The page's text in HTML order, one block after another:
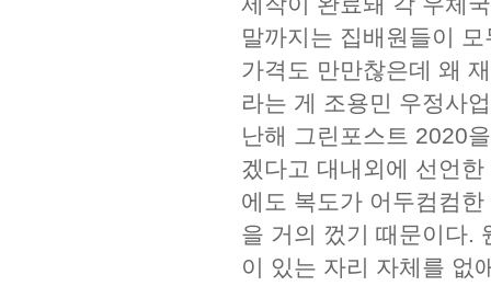
말까지는 집배원들이
가격도 만만찮은데 왜
라는 게 조용민 우정사
난해 그린포스트 2020
겠다고 대내외에 선언
에도 복도가 어두컴컴
을 거의 껐기 때문이다.
이 있는 자리 자체를 없